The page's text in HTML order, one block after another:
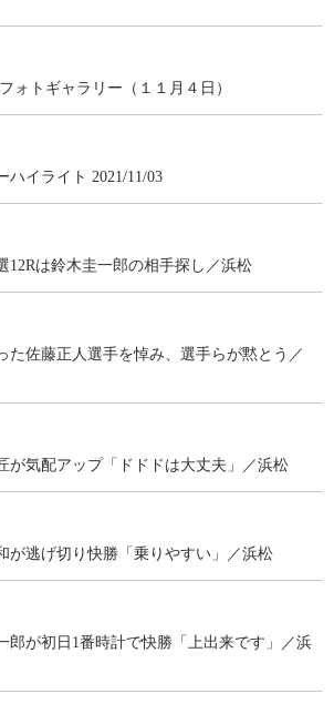
ォトギャラリー（１１月４日）
ハイライト 2021/11/03
12Rは鈴木圭一郎の相手探し／浜松
た佐藤正人選手を悼み、選手らが黙とう／
が気配アップ「ドドドは大丈夫」／浜松
が逃げ切り快勝「乗りやすい」／浜松
郎が初日1番時計で快勝「上出来です」／浜